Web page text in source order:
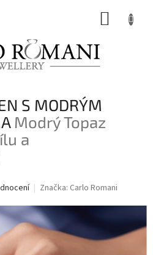
S MODRÝM
Modrý Topaz
a
Značka: Carlo Romani